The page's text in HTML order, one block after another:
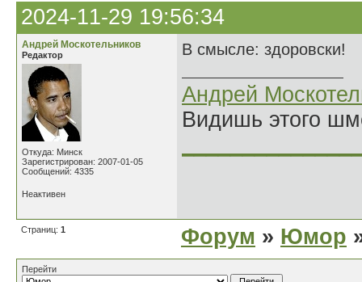
2024-11-29 19:56:34
Андрей Москотельников
Редактор
Откуда: Минск
Зарегистрирован: 2007-01-05
Сообщений: 4335
В смысле: здоровски!
Андрей
Видишь этого
Неактивен
Страниц: 1 Форум » Юмор
Перейти